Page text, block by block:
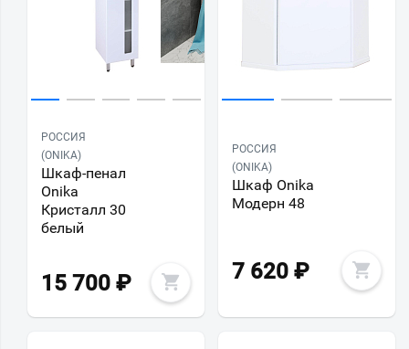
РОССИЯ
(ONIKA)
Шкаф-пенал
Onika
Кристалл 30
белый
15 700 ₽
РОССИЯ
(ONIKA)
Шкаф Onika
Модерн 48
7 620 ₽